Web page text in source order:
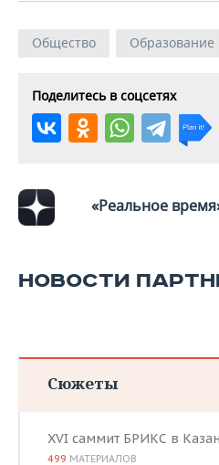
Общество Образование
Поделитесь в соцсетях
«Реальное
НОВОСТИ
Сюжеты
XVI саммит БРИКС в
499 МАТЕРИАЛОВ